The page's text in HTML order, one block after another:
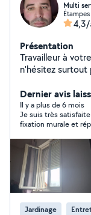
Multi
Présentation
Travailleur à
n'hésitez
Dernier avis
Il y a plus de 6 mois
Je suis très satisfaite du
fixation murale et
conseille !
Jardinage